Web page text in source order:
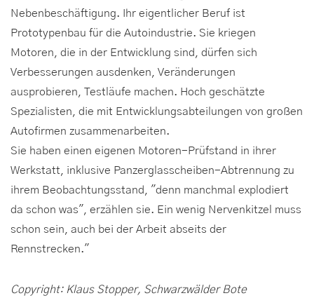
Nebenbeschäftigung. Ihr eigentlicher Beruf ist
Prototypenbau für die Autoindustrie. Sie kriegen
Motoren, die in der Entwicklung sind, dürfen sich
Verbesserungen ausdenken, Veränderungen
ausprobieren, Testläufe machen. Hoch geschätzte
Spezialisten, die mit Entwicklungsabteilungen von großen
Autofirmen zusammenarbeiten.
Sie haben einen eigenen Motoren-Prüfstand in ihrer
Werkstatt, inklusive Panzerglasscheiben-Abtrennung zu
ihrem Beobachtungsstand, "denn manchmal explodiert
da schon was", erzählen sie. Ein wenig Nervenkitzel muss
schon sein, auch bei der Arbeit abseits der
Rennstrecken."
Copyright: Klaus Stopper, Schwarzwälder Bote